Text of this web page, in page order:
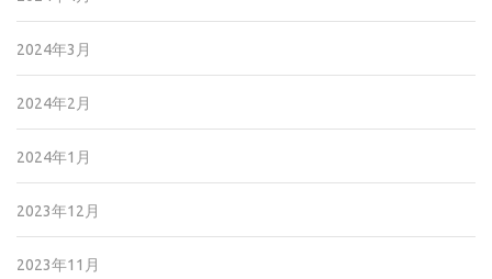
2024年3月
2024年2月
2024年1月
2023年12月
2023年11月